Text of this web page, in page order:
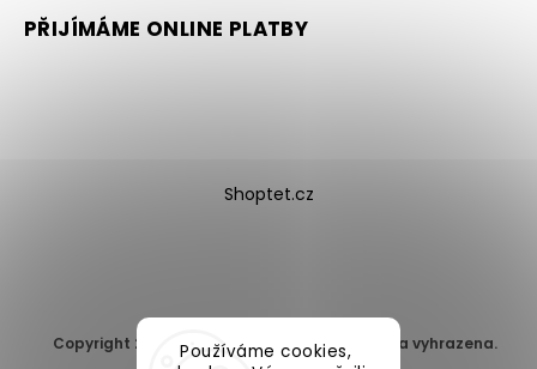
Používáme cookies,
PŘIJÍMÁME ONLINE PLATBY
Shoptet.cz
Copyright 2026 DomaLEP s.r.o. . Všechna práva vyhrazena.
Upravit nastavení cookies